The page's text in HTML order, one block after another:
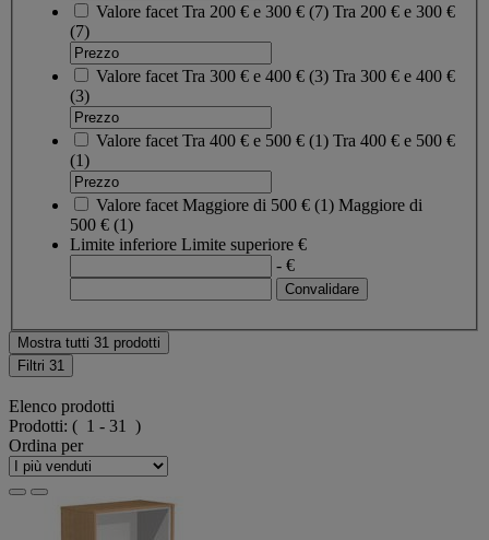
Valore facet Tra 200 € e 300 € (7) Tra 200 € e 300 €
(7)
Valore facet Tra 300 € e 400 € (3) Tra 300 € e 400 €
(3)
Valore facet Tra 400 € e 500 € (1) Tra 400 € e 500 €
(1)
Valore facet Maggiore di 500 € (1) Maggiore di
500 € (1)
Limite inferiore Limite superiore €
- €
Mostra tutti 31 prodotti
Filtri 31
Elenco prodotti
Prodotti: ( 1 - 31 )
Ordina per